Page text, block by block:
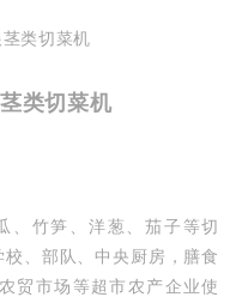
类切菜机
、竹笋、洋葱、茄子等切
、部队、中央厨房，膳食
贸市场等超市农产企业使